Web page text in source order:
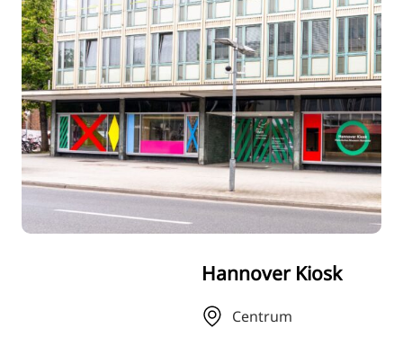
DA
SV
FR
PT
TR
RU
FI
JA
Hannover Kiosk
Centrum